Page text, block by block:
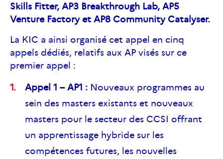
Skills Fitter, AP3 Breakthrough Lab, AP5
Venture Factory et AP8 Community Catalyser.
La KIC a ainsi organisé cet appel en cinq
appels dédiés, relatifs aux AP visés sur ce
premier appel :
Appel 1 – AP1 : Nouveaux programmes au
sein des masters existants et nouveaux
masters pour le secteur des CCSI offrant
un apprentissage hybride sur les
compétences futures, les nouvelles